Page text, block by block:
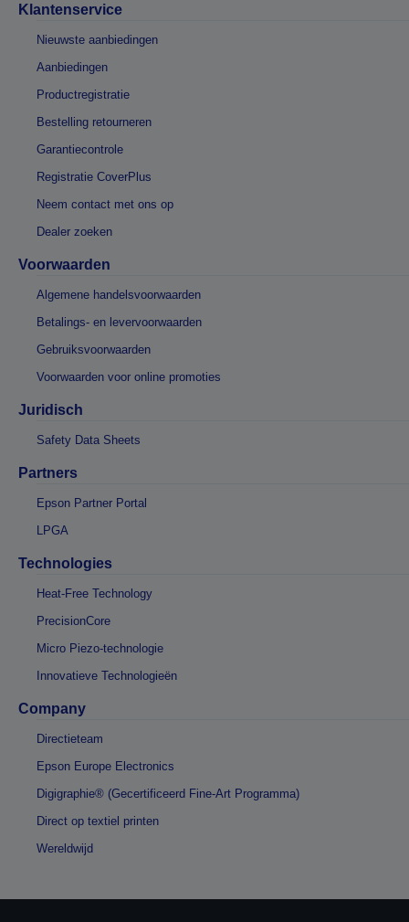
Klantenservice
Nieuwste aanbiedingen
Aanbiedingen
Productregistratie
Bestelling retourneren
Garantiecontrole
Registratie CoverPlus
Neem contact met ons op
Dealer zoeken
Voorwaarden
Algemene handelsvoorwaarden
Betalings- en levervoorwaarden
Gebruiksvoorwaarden
Voorwaarden voor online promoties
Juridisch
Safety Data Sheets
Partners
Epson Partner Portal
LPGA
Technologies
Heat-Free Technology
PrecisionCore
Micro Piezo-technologie
Innovatieve Technologieën
Company
Directieteam
Epson Europe Electronics
Digigraphie® (Gecertificeerd Fine-Art Programma)
Direct op textiel printen
Wereldwijd